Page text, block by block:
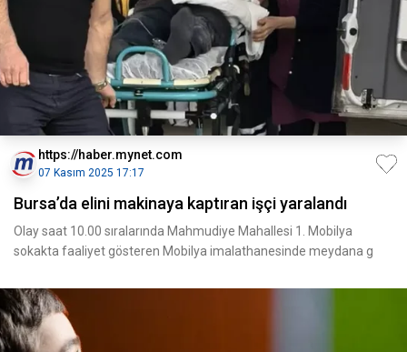
https://haber.mynet.com
07 Kasım 2025 17:17
Bursa’da elini makinaya kaptıran işçi yaralandı
Olay saat 10.00 sıralarında Mahmudiye Mahallesi 1. Mobilya
sokakta faaliyet gösteren Mobilya imalathanesinde meydana g